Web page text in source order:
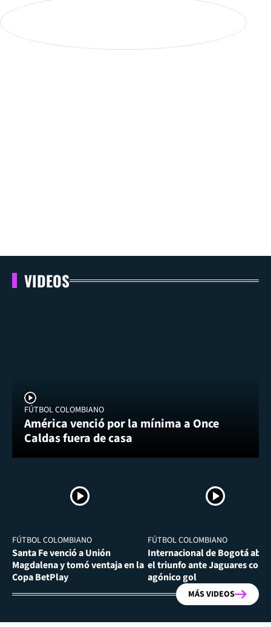
VIDEOS
FÚTBOL COLOMBIANO
América venció por la mínima a Once
Caldas fuera de casa
FÚTBOL COLOMBIANO
Santa Fe venció a Unión
Magdalena y tomó ventaja en la
Copa BetPlay
FÚTBOL COLOMBIANO
Internacional de Bogotá
el triunfo ante Jaguares con
agónico gol
MÁS VIDEOS